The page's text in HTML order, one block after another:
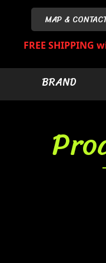
MAP &
FREE SHIPPING
BRAND